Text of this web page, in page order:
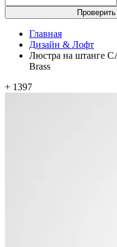
Проверить
Главная
Дизайн & Лофт
Люстра на штанге
Brass
+ 1397